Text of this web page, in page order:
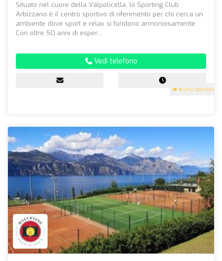
4 (140 opinioni)
Situato nel cuore della Valpolicella, lo Sporting Club
Arbizzano è il centro sportivo di riferimento per chi cerca un
ambiente dove sport e relax si fondono armoniosamente.
Con oltre 50 anni di esper...
Vedi telefono